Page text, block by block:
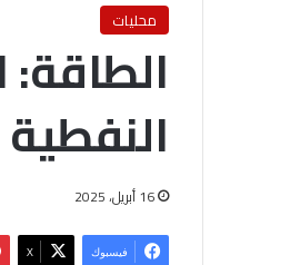
محليات
النفطية
16 أبريل، 2025
فيسبوك ‫X